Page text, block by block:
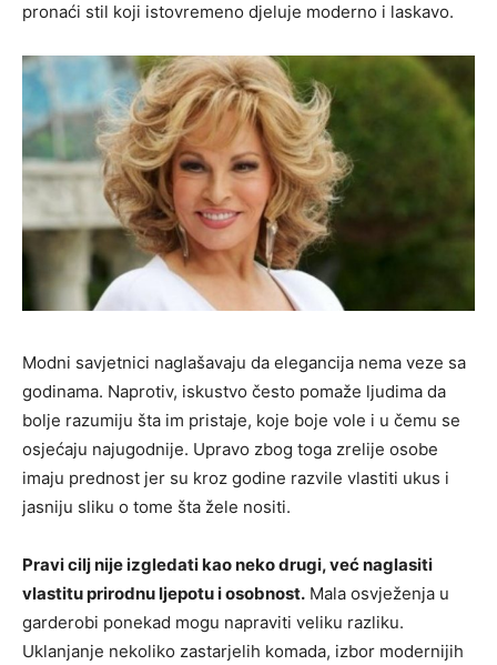
pronaći stil koji istovremeno djeluje moderno i laskavo.
Modni savjetnici naglašavaju da elegancija nema veze sa
godinama. Naprotiv, iskustvo često pomaže ljudima da
bolje razumiju šta im pristaje, koje boje vole i u čemu se
osjećaju najugodnije. Upravo zbog toga zrelije osobe
imaju prednost jer su kroz godine razvile vlastiti ukus i
jasniju sliku o tome šta žele nositi.
Pravi cilj nije izgledati kao neko drugi, već naglasiti
vlastitu prirodnu ljepotu i osobnost. Mala osvježenja u
garderobi ponekad mogu napraviti veliku razliku.
Uklanjanje nekoliko zastarjelih komada, izbor modernijih